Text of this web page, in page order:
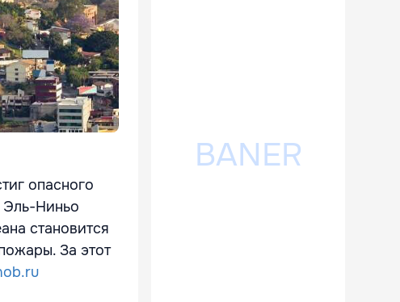
опасного
Эль-Ниньо
становится
За этот